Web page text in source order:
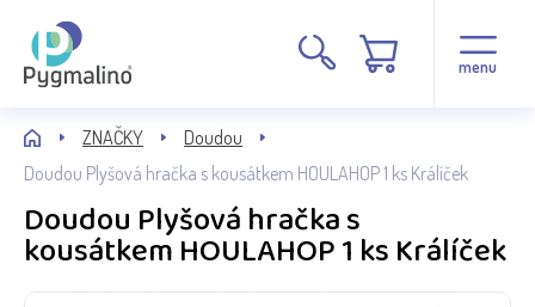
menu
ZNAČKY
Doudou
Doudou Plyšová hračka s kousátkem HOULAHOP 1 ks Králíček
Doudou Plyšová hračka s
kousátkem HOULAHOP 1 ks Králíček